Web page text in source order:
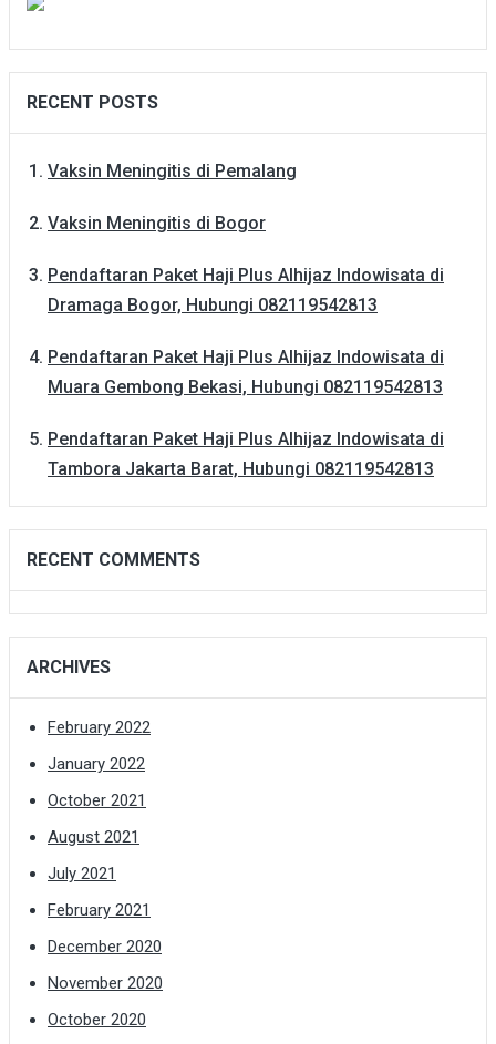
RECENT POSTS
Vaksin Meningitis di Pemalang
Vaksin Meningitis di Bogor
Pendaftaran Paket Haji Plus Alhijaz Indowisata di
Dramaga Bogor, Hubungi 082119542813
Pendaftaran Paket Haji Plus Alhijaz Indowisata di
Muara Gembong Bekasi, Hubungi 082119542813
Pendaftaran Paket Haji Plus Alhijaz Indowisata di
Tambora Jakarta Barat, Hubungi 082119542813
RECENT COMMENTS
ARCHIVES
February 2022
January 2022
October 2021
August 2021
July 2021
February 2021
December 2020
November 2020
October 2020